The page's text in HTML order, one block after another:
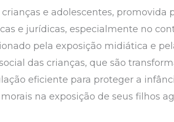
e adolescentes,
e jurídicas, especialmente no
pela exposição midiática e
das crianças, que são
eficiente para proteger a
na exposição de seus filhos